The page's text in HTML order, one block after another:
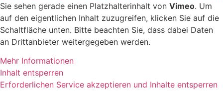
Sie sehen gerade einen Platzhalterinhalt von Vimeo. Um
auf den eigentlichen Inhalt zuzugreifen, klicken Sie auf die
Schaltfläche unten. Bitte beachten Sie, dass dabei Daten
an Drittanbieter weitergegeben werden.
Mehr Informationen
Inhalt entsperren
Erforderlichen Service akzeptieren und Inhalte entsperren